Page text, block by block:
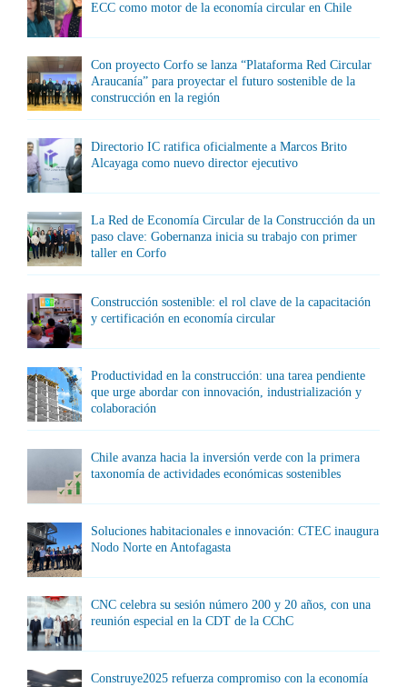
ECC como motor de la economía circular en Chile
Con proyecto Corfo se lanza “Plataforma Red Circular
Araucanía” para proyectar el futuro sostenible de la
construcción en la región
Directorio IC ratifica oficialmente a Marcos Brito
Alcayaga como nuevo director ejecutivo
La Red de Economía Circular de la Construcción da un
paso clave: Gobernanza inicia su trabajo con primer
taller en Corfo
Construcción sostenible: el rol clave de la capacitación
y certificación en economía circular
Productividad en la construcción: una tarea pendiente
que urge abordar con innovación, industrialización y
colaboración
Chile avanza hacia la inversión verde con la primera
taxonomía de actividades económicas sostenibles
Soluciones habitacionales e innovación: CTEC inaugura
Nodo Norte en Antofagasta
CNC celebra su sesión número 200 y 20 años, con una
reunión especial en la CDT de la CChC
Construye2025 refuerza compromiso con la economía